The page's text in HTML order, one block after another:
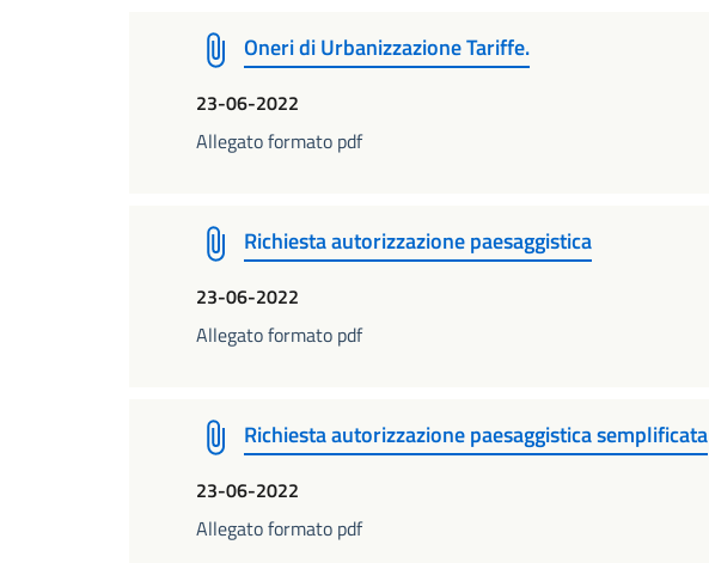
Oneri di Urbanizzazione Tariffe.
23-06-2022
Allegato formato pdf
Richiesta autorizzazione paesaggistica
23-06-2022
Allegato formato pdf
Richiesta autorizzazione paesaggistica semplificata
23-06-2022
Allegato formato pdf